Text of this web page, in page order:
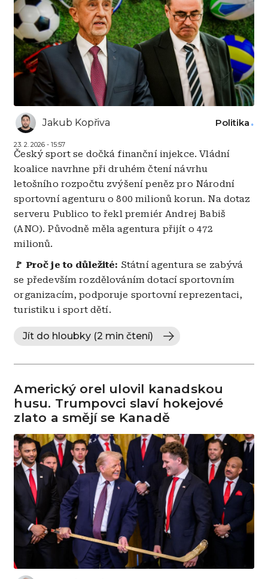
Jakub Kopřiva
23. 2. 2026 - 15:57
Politika
Český sport se dočká finanční injekce. Vládní
koalice navrhne při druhém čtení návrhu
letošního rozpočtu zvýšení peněz pro Národní
sportovní agenturu o 800 milionů korun. Na dotaz
serveru Publico to řekl premiér Andrej Babiš
(ANO). Původně měla agentura přijít o 472
milionů.
🚩 Proč je to důležité: Státní agentura se zabývá
se především rozdělováním dotací sportovním
organizacím, podporuje sportovní reprezentaci,
turistiku i sport dětí.
Jít do hloubky (2 min čtení)
Americký orel ulovil kanadskou
husu. Trumpovci slaví hokejové
zlato a smějí se Kanadě